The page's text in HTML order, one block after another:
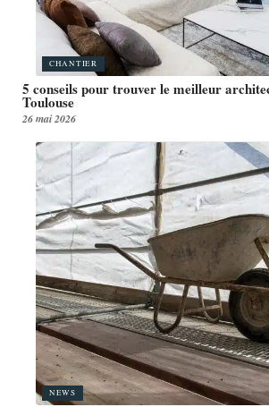
CHANTIER
5 conseils pour trouver le meilleur
Toulouse
26 mai 2026
NEWS